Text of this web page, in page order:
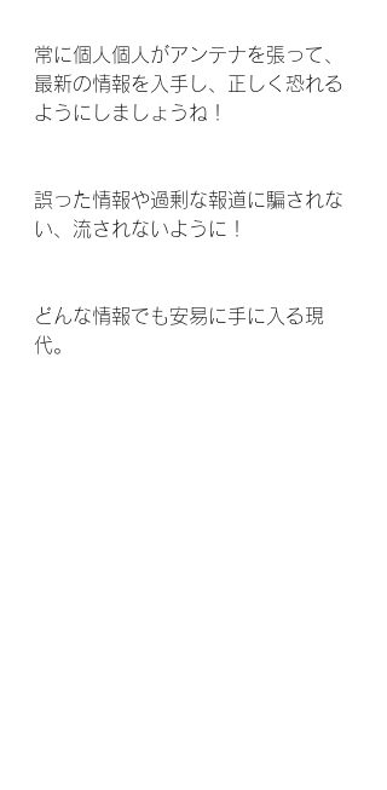
常に個人個人がアンテナを張って、
最新の情報を入手し、正しく恐れる
ようにしましょうね！
誤った情報や過剰な報道に騙されな
い、流されないように！
どんな情報でも安易に手に入る現
代。